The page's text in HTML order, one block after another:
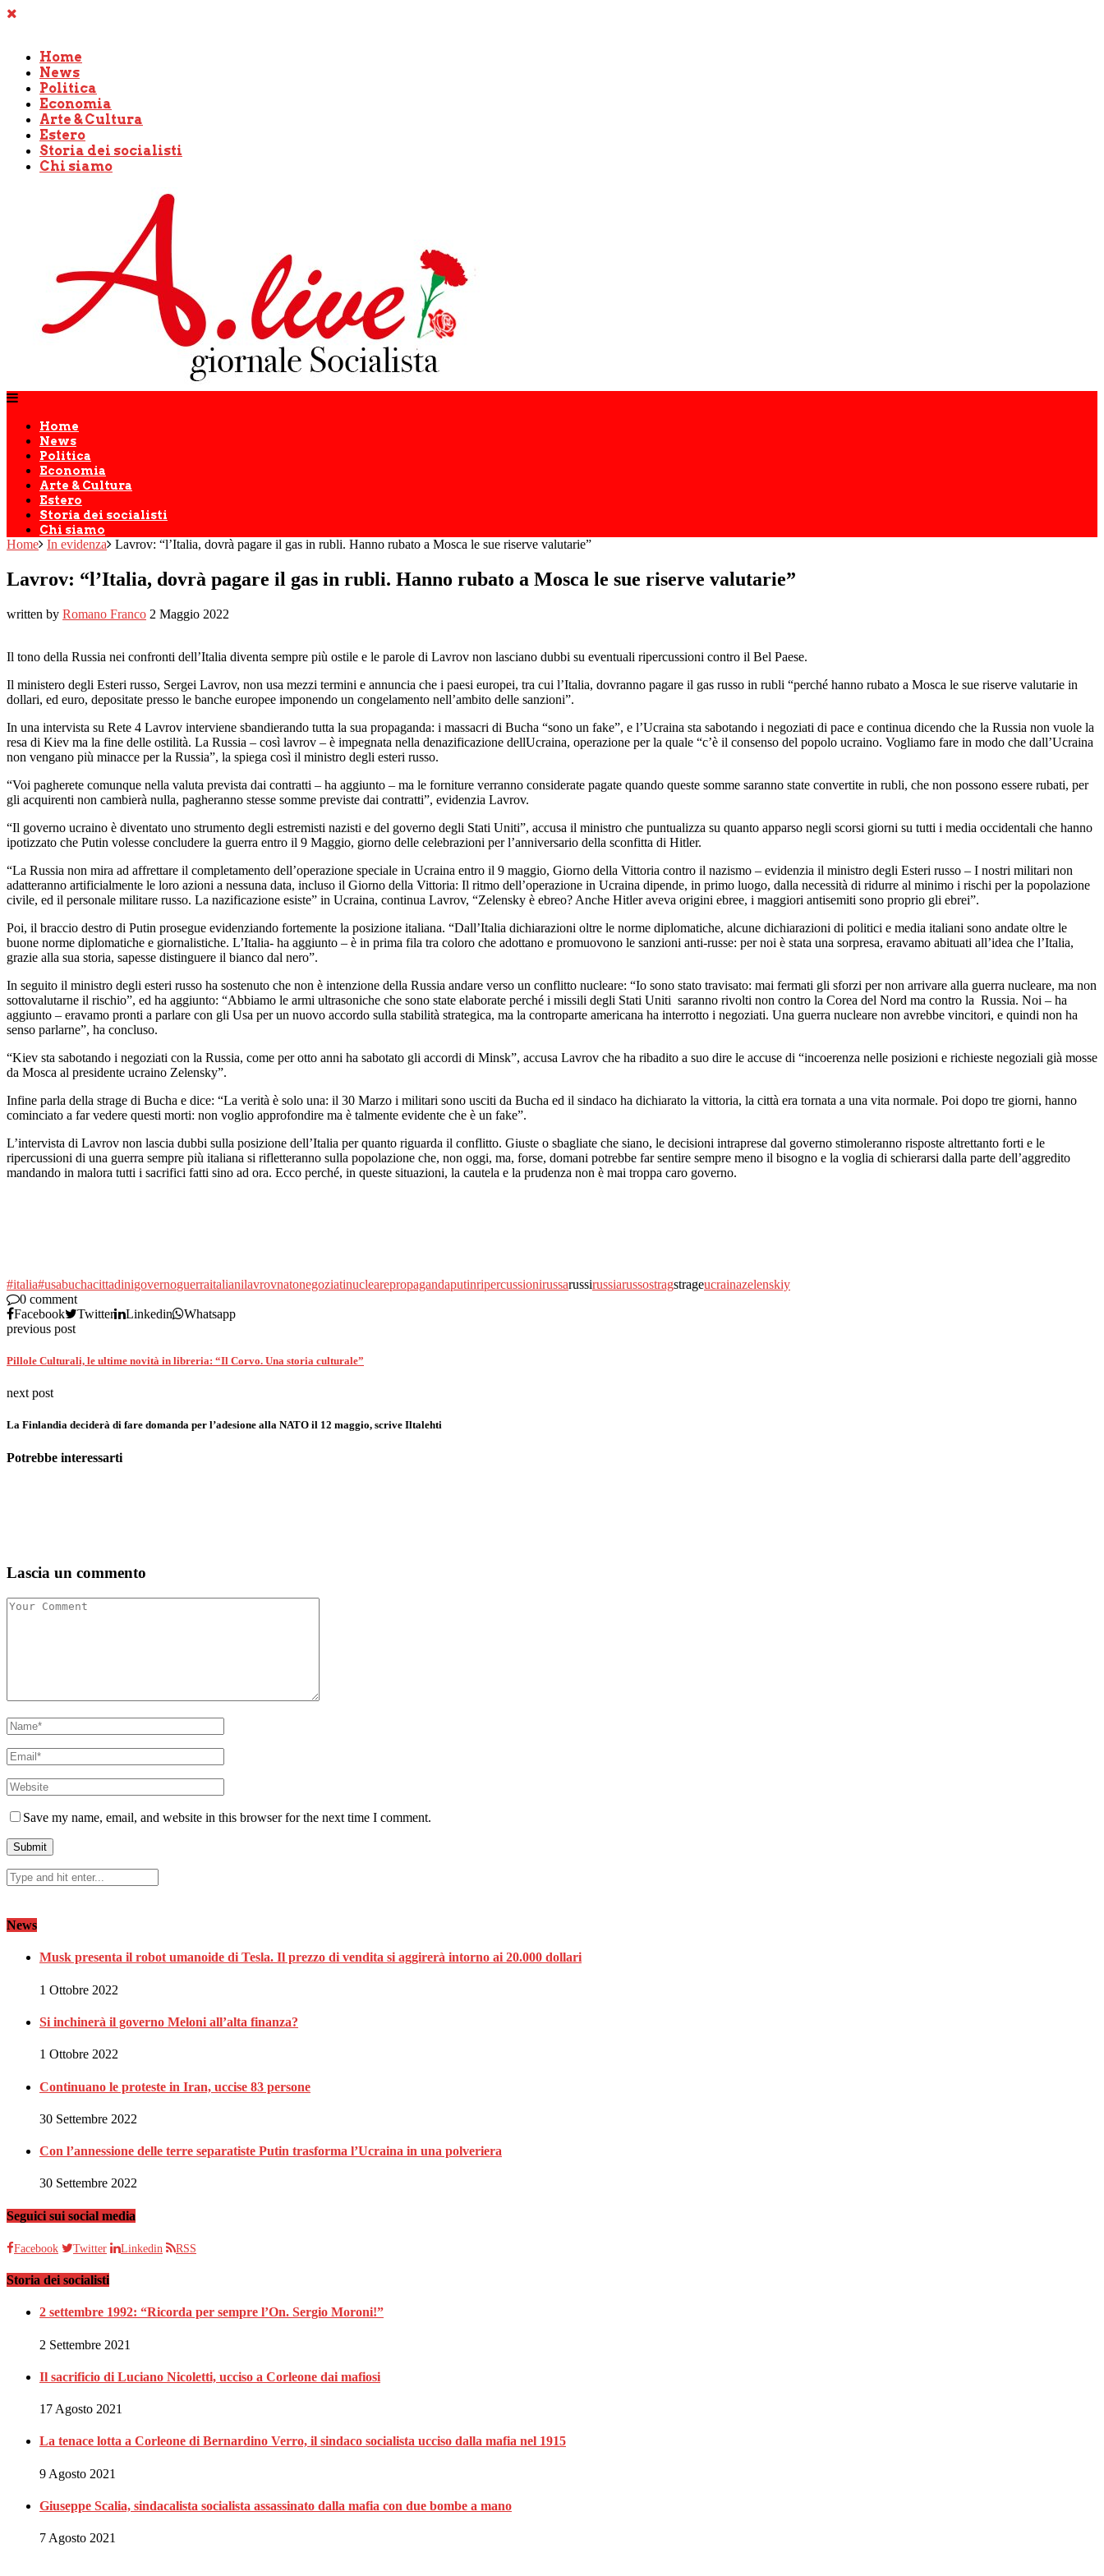
Home
News
Politica
Economia
Arte & Cultura
Estero
Storia dei socialisti
Chi siamo
Home
News
Politica
Economia
Arte & Cultura
Estero
Storia dei socialisti
Chi siamo
Home In evidenza Lavrov: “l’Italia, dovrà pagare il gas in rubli. Hanno rubato a Mosca le sue riserve valutarie”
Lavrov: “l’Italia, dovrà pagare il gas in rubli. Hanno rubato a Mosca le sue riserve valutarie”
written by Romano Franco 2 Maggio 2022
Il tono della Russia nei confronti dell’Italia diventa sempre più ostile e le parole di Lavrov non lasciano dubbi su eventuali ripercussioni contro il Bel Paese.
Il ministero degli Esteri russo, Sergei Lavrov, non usa mezzi termini e annuncia che i paesi europei, tra cui l’Italia, dovranno pagare il gas russo in rubli “perché hanno rubato a Mosca le sue riserve valutarie in
dollari, ed euro, depositate presso le banche europee imponendo un congelamento nell’ambito delle sanzioni”.
In una intervista su Rete 4 Lavrov interviene sbandierando tutta la sua propaganda: i massacri di Bucha “sono un fake”, e l’Ucraina sta sabotando i negoziati di pace e continua dicendo che la Russia non vuole la
resa di Kiev ma la fine delle ostilità. La Russia – così lavrov – è impegnata nella denazificazione dellUcraina, operazione per la quale “c’è il consenso del popolo ucraino. Vogliamo fare in modo che dall’Ucraina
non vengano più minacce per la Russia”, la spiega così il ministro degli esteri russo.
“Voi pagherete comunque nella valuta prevista dai contratti – ha aggiunto – ma le forniture verranno considerate pagate quando queste somme saranno state convertite in rubli, che non possono essere rubati, per
gli acquirenti non cambierà nulla, pagheranno stesse somme previste dai contratti”, evidenzia Lavrov.
“Il governo ucraino è diventato uno strumento degli estremisti nazisti e del governo degli Stati Uniti”, accusa il ministro che puntualizza su quanto apparso negli scorsi giorni su tutti i media occidentali che hanno
ipotizzato che Putin volesse concludere la guerra entro il 9 Maggio, giorno delle celebrazioni per l’anniversario della sconfitta di Hitler.
“La Russia non mira ad affrettare il completamento dell’operazione speciale in Ucraina entro il 9 maggio, Giorno della Vittoria contro il nazismo – evidenzia il ministro degli Esteri russo – I nostri militari non
adatteranno artificialmente le loro azioni a nessuna data, incluso il Giorno della Vittoria: Il ritmo dell’operazione in Ucraina dipende, in primo luogo, dalla necessità di ridurre al minimo i rischi per la popolazione
civile, ed il personale militare russo. La nazificazione esiste” in Ucraina, continua Lavrov, “Zelensky è ebreo? Anche Hitler aveva origini ebree, i maggiori antisemiti sono proprio gli ebrei”.
Poi, il braccio destro di Putin prosegue evidenziando fortemente la posizione italiana. “Dall’Italia dichiarazioni oltre le norme diplomatiche, alcune dichiarazioni di politici e media italiani sono andate oltre le
buone norme diplomatiche e giornalistiche. L’Italia- ha aggiunto – è in prima fila tra coloro che adottano e promuovono le sanzioni anti-russe: per noi è stata una sorpresa, eravamo abituati all’idea che l’Italia,
grazie alla sua storia, sapesse distinguere il bianco dal nero”.
In seguito il ministro degli esteri russo ha sostenuto che non è intenzione della Russia andare verso un conflitto nucleare: “Io sono stato travisato: mai fermati gli sforzi per non arrivare alla guerra nucleare, ma non
sottovalutarne il rischio”, ed ha aggiunto: “Abbiamo le armi ultrasoniche che sono state elaborate perché i missili degli Stati Uniti saranno rivolti non contro la Corea del Nord ma contro la Russia. Noi – ha
aggiunto – eravamo pronti a parlare con gli Usa per un nuovo accordo sulla stabilità strategica, ma la controparte americana ha interrotto i negoziati. Una guerra nucleare non avrebbe vincitori, e quindi non ha
senso parlarne”, ha concluso.
“Kiev sta sabotando i negoziati con la Russia, come per otto anni ha sabotato gli accordi di Minsk”, accusa Lavrov che ha ribadito a suo dire le accuse di “incoerenza nelle posizioni e richieste negoziali già mosse
da Mosca al presidente ucraino Zelensky”.
Infine parla della strage di Bucha e dice: “La verità è solo una: il 30 Marzo i militari sono usciti da Bucha ed il sindaco ha dichiarato la vittoria, la città era tornata a una vita normale. Poi dopo tre giorni, hanno
cominciato a far vedere questi morti: non voglio approfondire ma è talmente evidente che è un fake”.
L’intervista di Lavrov non lascia dubbi sulla posizione dell’Italia per quanto riguarda il conflitto. Giuste o sbagliate che siano, le decisioni intraprese dal governo stimoleranno risposte altrettanto forti e le
ripercussioni di una guerra sempre più italiana si rifletteranno sulla popolazione che, non oggi, ma, forse, domani potrebbe far sentire sempre meno il bisogno e la voglia di schierarsi dalla parte dell’aggredito
mandando in malora tutti i sacrifici fatti sino ad ora. Ecco perché, in queste situazioni, la cautela e la prudenza non è mai troppa caro governo.
#italia#usabuchacittadinigovernoguerraitalianilavrovnatonegoziatinuclearepropagandaputinripercussionirussarussirussiarussostragstrageucrainazelenskiy
0 comment
Facebook
Twitter Linkedin
Whatsapp
previous post
Pillole Culturali, le ultime novità in libreria: “Il Corvo. Una storia culturale”
next post
La Finlandia deciderà di fare domanda per l’adesione alla NATO il 12 maggio, scrive Iltalehti
Potrebbe interessarti
Lascia un commento
Save my name, email, and website in this browser for the next time I comment.
News
Musk presenta il robot umanoide di Tesla. Il prezzo di vendita si aggirerà intorno ai 20.000 dollari
1 Ottobre 2022
Si inchinerà il governo Meloni all’alta finanza?
1 Ottobre 2022
Continuano le proteste in Iran, uccise 83 persone
30 Settembre 2022
Con l’annessione delle terre separatiste Putin trasforma l’Ucraina in una polveriera
30 Settembre 2022
Seguici sui social media
Facebook Twitter Linkedin RSS
Storia dei socialisti
2 settembre 1992: “Ricorda per sempre l’On. Sergio Moroni!”
2 Settembre 2021
Il sacrificio di Luciano Nicoletti, ucciso a Corleone dai mafiosi
17 Agosto 2021
La tenace lotta a Corleone di Bernardino Verro, il sindaco socialista ucciso dalla mafia nel 1915
9 Agosto 2021
Giuseppe Scalia, sindacalista socialista assassinato dalla mafia con due bombe a mano
7 Agosto 2021